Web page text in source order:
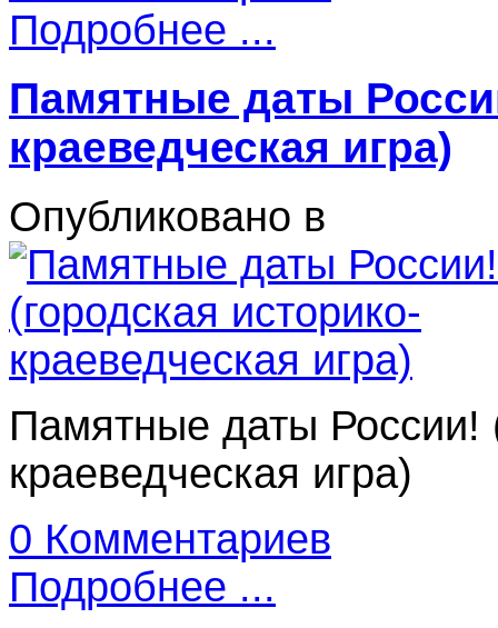
Подробнее ...
Памятные даты
краеведческая игра)
Опубликовано в
Памятные даты России!
краеведческая игра)
0 Комментариев
Подробнее ...